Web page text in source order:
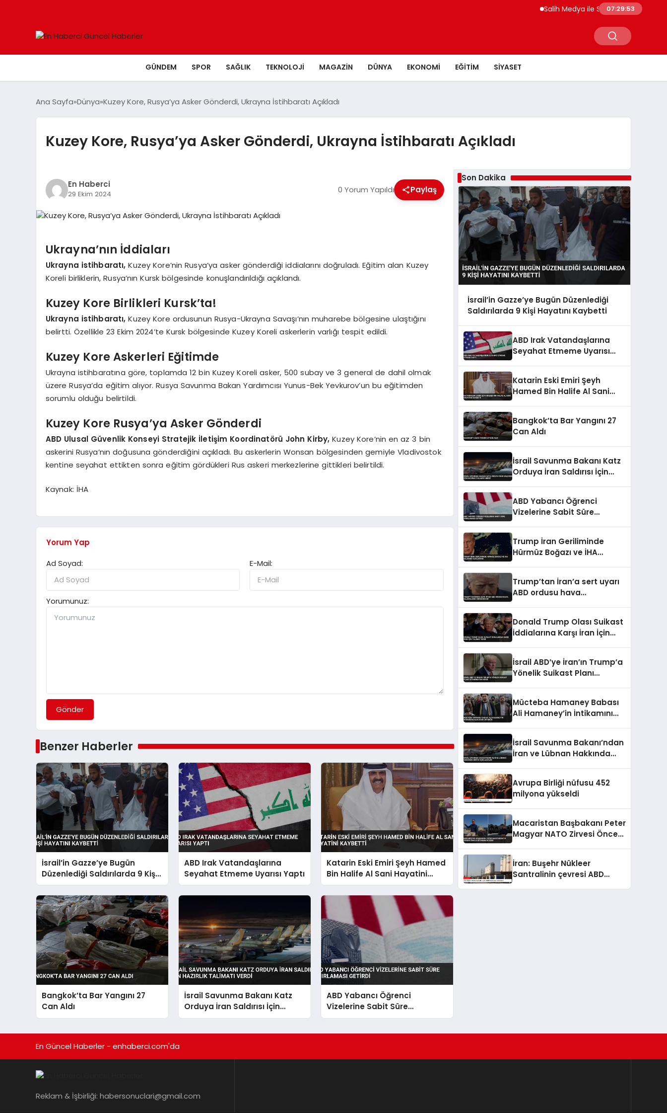
Salih Medya ile Sosyal Medya Profil
07:29:54
GÜNDEM SPOR SAĞLIK TEKNOLOJI MAGAZIN DÜNYA EKONOMI EĞITIM SIYASET
Ana Sayfa Dünya Kuzey Kore, Rusya’ya Asker Gönderdi, Ukrayna İstihbaratı Açıkladı
Kuzey Kore, Rusya’ya Asker Gönderdi, Ukrayna İstihbaratı Açıkladı
En Haberci
29 Ekim 2024 0 Yorum Yapıldı Paylaş
Ukrayna’nın İddiaları
Ukrayna istihbaratı, Kuzey Kore’nin Rusya’ya asker gönderdiği iddialarını doğruladı. Eğitim alan Kuzey
Koreli birliklerin, Rusya’nın Kursk bölgesinde konuşlandırıldığı açıklandı.
Kuzey Kore Birlikleri Kursk’ta!
Ukrayna istihbaratı, Kuzey Kore ordusunun Rusya-Ukrayna Savaşı’nın muharebe bölgesine ulaştığını
belirtti. Özellikle 23 Ekim 2024’te Kursk bölgesinde Kuzey Koreli askerlerin varlığı tespit edildi.
Kuzey Kore Askerleri Eğitimde
Ukrayna istihbaratına göre, toplamda 12 bin Kuzey Koreli asker, 500 subay ve 3 general de dahil olmak
üzere Rusya’da eğitim alıyor. Rusya Savunma Bakan Yardımcısı Yunus-Bek Yevkurov’un bu eğitimden
sorumlu olduğu belirtildi.
Kuzey Kore Rusya’ya Asker Gönderdi
ABD Ulusal Güvenlik Konseyi Stratejik İletişim Koordinatörü John Kirby, Kuzey Kore’nin en az 3 bin
askerini Rusya’nın doğusuna gönderdiğini açıkladı. Bu askerlerin Wonsan bölgesinden gemiyle Vladivostok
kentine seyahat ettikten sonra eğitim gördükleri Rus askeri merkezlerine gittikleri belirtildi.
Kaynak: İHA
Yorum Yap
Ad Soyad:
E-Mail:
Yorumunuz:
Gönder
Benzer Haberler
İsrail’in Gazze’ye Bugün
Düzenlediği Saldırılarda 9 Kişi
Hayatını Kaybetti
ABD Irak Vatandaşlarına
Seyahat Etmeme Uyarısı Yaptı
Katarin Eski Emiri Şeyh Hamed
Bin Halife Al Sani Hayatini
Kaybetti
Bangkok’ta Bar Yangını 27
Can Aldı
İsrail Savunma Bakanı Katz
Orduya İran Saldırısı İçin
Hazırlık Talimatı Verdi
ABD Yabancı Öğrenci
Vizelerine Sabit Süre
Sınırlaması Getirdi
Son Dakika
İsrail’in Gazze’ye Bugün Düzenlediği
Saldırılarda 9 Kişi Hayatını Kaybetti
ABD Irak Vatandaşlarına
Seyahat Etmeme Uyarısı
Katarin Eski Emiri Şeyh
Hamed Bin Halife Al Sani
Bangkok’ta Bar Yangını 27
Can Aldı
İsrail Savunma Bakanı Katz
Orduya İran Saldırısı İçin
ABD Yabancı Öğrenci
Vizelerine Sabit Süre
Trump İran Geriliminde
Hürmüz Boğazı ve İHA
Trump’tan İran’a sert uyarı
ABD ordusu hava
Donald Trump Olası Suikast
İddialarına Karşı İran İçin
İsrail ABD’ye İran’ın Trump’a
Yönelik Suikast Planı
Mücteba Hamaney Babası
Ali Hamaney’in İntikamını
İsrail Savunma Bakanı’ndan
İran ve Lübnan Hakkında
Avrupa Birliği nüfusu 452
milyona yükseldi
Macaristan Başbakanı Peter
Magyar NATO Zirvesi Öncesi
İran: Buşehr Nükleer
Santralinin çevresi ABD
En Güncel Haberler - enhaberci.com'da
Reklam & İşbirliği: habersonuclari@gmail.com